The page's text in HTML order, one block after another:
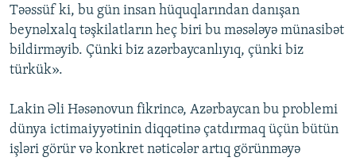
Təəssüf ki, bu gün insan hüquqlarından danışan
beynəlxalq təşkilatların heç biri bu məsələyə münasibət
bildirməyib. Çünki biz azərbaycanlıyıq, çünki biz
türkük».
Lakin Əli Həsənovun fikrincə, Azərbaycan bu problemi
dünya ictimaiyyətinin diqqətinə çatdırmaq üçün bütün
işləri görür və konkret nəticələr artıq görünməyə